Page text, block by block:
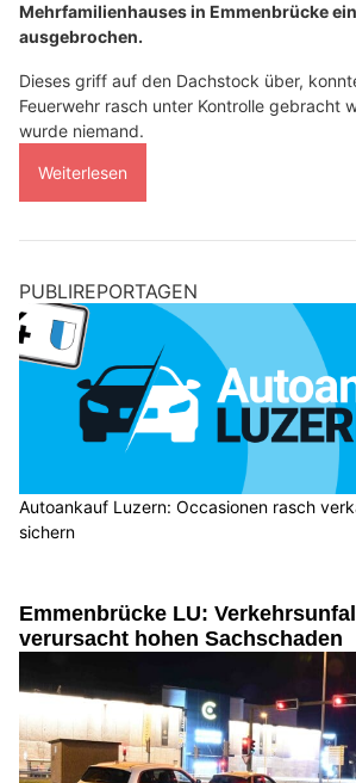
Mehrfamilienhauses in Emmenbrücke
ausgebrochen.
Dieses griff auf den Dachstock über,
Feuerwehr rasch unter Kontrolle gebracht
wurde niemand.
Weiterlesen
PUBLIREPORTAGEN
Autoankauf Luzern: Occasionen rasch
sichern
Emmenbrücke LU:
verursacht hohen Sachschaden